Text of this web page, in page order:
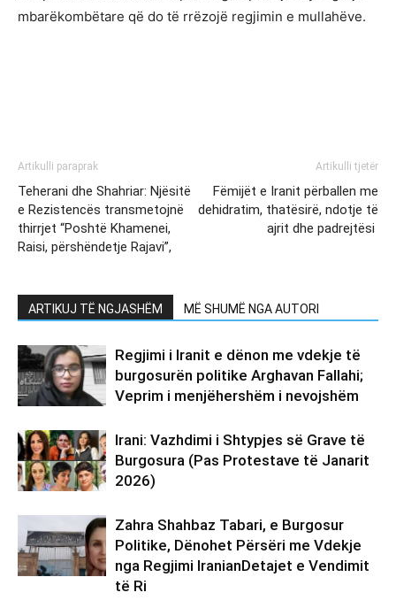
mbarëkombëtare që do të rrëzojë regjimin e mullahëve.
Artikulli paraprak
Teherani dhe Shahriar: Njësitë
e Rezistencës transmetojnë
thirrjet “Poshtë Khamenei,
Raisi, përshëndetje Rajavi”,
Artikulli tjetër
Fëmijët e Iranit përballen me
dehidratim, thatësirë, ndotje të
ajrit dhe padrejtësi
ARTIKUJ TË NGJASHËM MË SHUMË NGA AUTORI
Regjimi i Iranit e dënon me vdekje të
burgosurën politike Arghavan Fallahi;
Veprim i menjëhershëm i nevojshëm
Irani: Vazhdimi i Shtypjes së Grave të
Burgosura (Pas Protestave të Janarit
2026)
Zahra Shahbaz Tabari, e Burgosur
Politike, Dënohet Përsëri me Vdekje
nga Regjimi IranianDetajet e Vendimit
të Ri